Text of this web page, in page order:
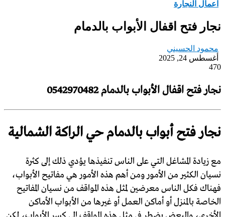
اعمال النجارة
‏نجار فتح ‏اقفال الأبواب بالدمام
محمود الحسيني
أغسطس 24, 2025
470
‏نجار فتح اقفال الأبواب بالدمام 0542970482
‏نجار فتح أبواب بالدمام حي الراكة الشمالية
مع زيادة المشاغل التي على الناس تنفيذها يؤدي ذلك إلى كثرة
نسيان الكثير من الأمور ومن أهم هذه الأمور هي مفاتيح الأبواب،
فهناك فكل الناس معرضين لمثل هذه المواقف من نسيان المفاتيح
الخاصة بالمنزل أو أماكن العمل أو غيرها من الأبواب الأماكن